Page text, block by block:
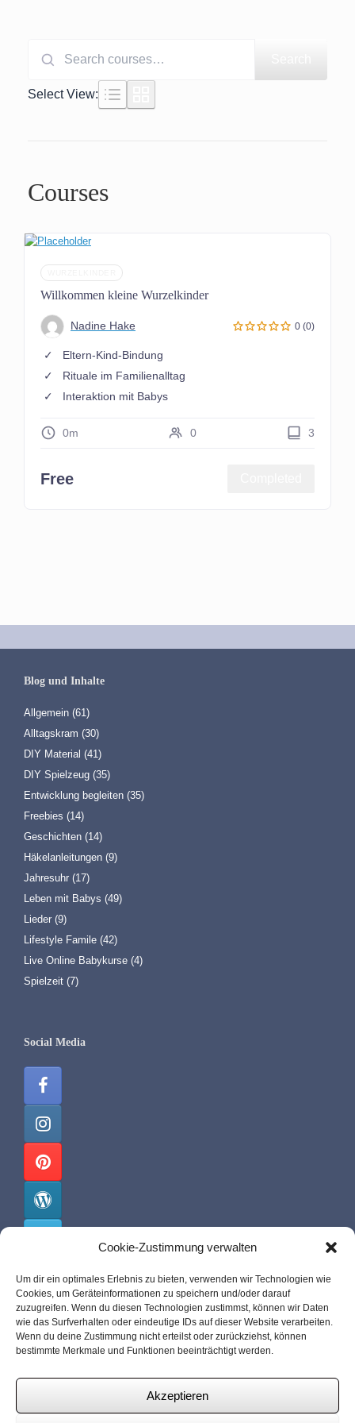
Cookie-Zustimmung verwalten
Um dir ein optimales Erlebnis zu bieten, verwenden wir Technologien wie
Cookies, um Geräteinformationen zu speichern und/oder darauf
zuzugreifen. Wenn du diesen Technologien zustimmst, können wir Daten
wie das Surfverhalten oder eindeutige IDs auf dieser Website verarbeiten.
Wenn du deine Zustimmung nicht erteilst oder zurückziehst, können
bestimmte Merkmale und Funktionen beeinträchtigt werden.
Akzeptieren
Search
Select View:
Courses
Willkommen kleine Wurzelkinder
Nadine Hake 0 (0)
Eltern-Kind-Bindung
Rituale im Familienalltag
Interaktion mit Babys
0m 0 3
Free
Blog und Inhalte
Allgemein (61)
Alltagskram (30)
DIY Material (41)
DIY Spielzeug (35)
Entwicklung begleiten (35)
Freebies (14)
Geschichten (14)
Häkelanleitungen (9)
Jahresuhr (17)
Leben mit Babys (49)
Lieder (9)
Lifestyle Famile (42)
Live Online Babykurse (4)
Spielzeit (7)
Social Media
malis-pit.de
Über mich
Impressum
Datenschutz